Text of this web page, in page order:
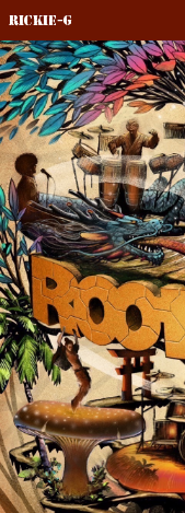
Rickie-G